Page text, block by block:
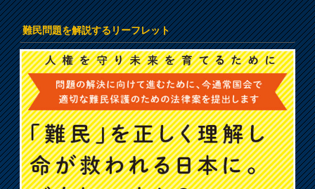
難民問題を解説するリーフレット